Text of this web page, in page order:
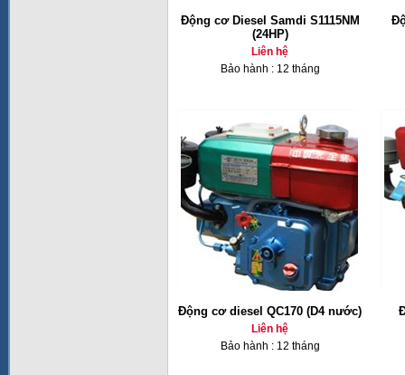
Động cơ Diesel Samdi S1115NM
(24HP)
Liên hệ
Bảo hành : 12 tháng
Động cơ diesel QC170 (D4 nước)
Liên hệ
Bảo hành : 12 tháng